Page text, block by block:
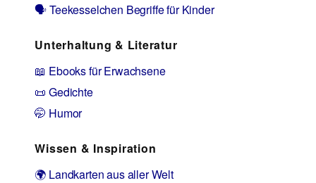
🗣️ Teekesselchen Begriffe für Kinder
Unterhaltung & Literatur
📖 Ebooks für Erwachsene
📜 Gedichte
🤭 Humor
Wissen & Inspiration
🌍 Landkarten aus aller Welt